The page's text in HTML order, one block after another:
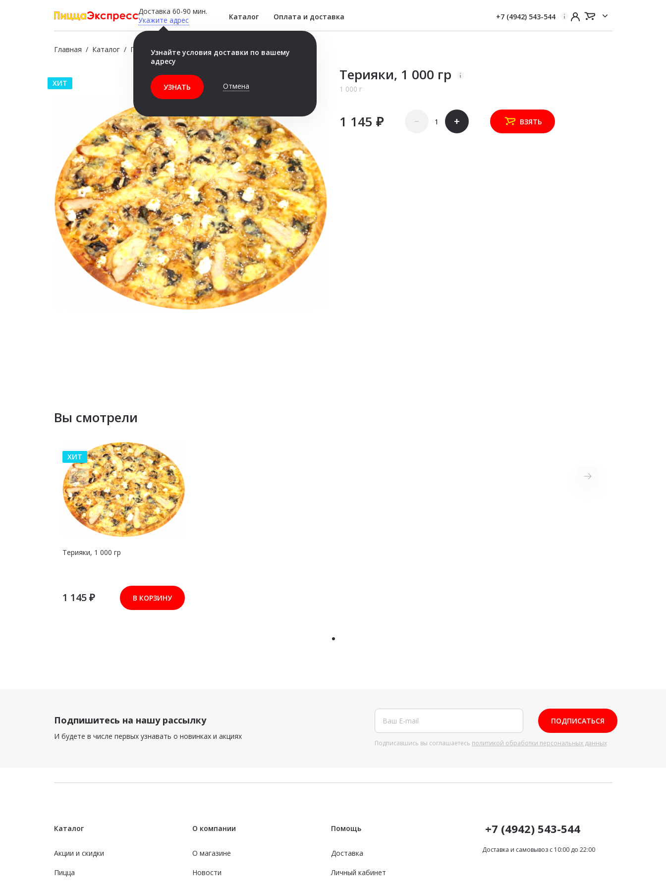
Доставка 60-90 мин.
Укажите адрес
Каталог
Метровая пицца
Пицца
Соусы
Сеты 2 кг
Роллы
Роллы запечённые
Горячие блюда
Бургеры,
Тортилласы
Напитки
Оплата и доставка +7 (4942) 543-544
Главная / Каталог / Пицца / Терияки, 1 000 гр
ХИТ Терияки, 1 000 гр
1 000 г
1 145 ₽ – + ВЗЯТЬ
Вы смотрели
ХИТ
Терияки, 1 000 гр
1 145 ₽ В КОРЗИНУ
Подпишитесь на нашу рассылку
И будете в числе первых узнавать о новинках и акциях
ПОДПИСАТЬСЯ
Подписавшись вы соглашаетесь политикой обработки персональных данных
Каталог
Акции и скидки
Пицца
О компании
О магазине
Новости
Помощь
Доставка
Личный кабинет
+7 (4942) 543-544
Доставка и самовывоз с 10:00 до 22:00
Узнайте условия доставки по вашему
адресу
УЗНАТЬ Отмена